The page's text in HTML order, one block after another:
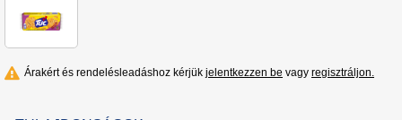
Árakért és rendelésleadáshoz kérjük jelentkezzen be vagy regisztráljon.